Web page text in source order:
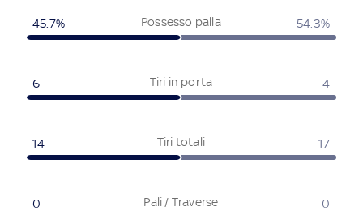
Possesso palla
45.7% 54.3%
Tiri in porta
6 4
Tiri totali
14 17
Pali / Traverse
0 0